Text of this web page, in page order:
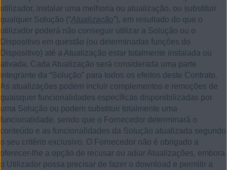
utilizador, instalar uma melhoria ou atualização, ou substituir
qualquer Solução (“Atualização”), em resultado do que o
utilizador poderá não conseguir utilizar a Solução ou o
Dispositivo em questão (ou determinadas funções do
Dispositivo) até a Atualização estar totalmente instalada ou
ativada. Cada Atualização será considerada uma parte
integrante da “Solução” para todos os efeitos deste Contrato.
As atualizações podem incluir complementos e remoções de
quaisquer funcionalidades específicas disponibilizadas por
uma Solução ou podem substituir totalmente uma
funcionalidade, sendo que o Fornecedor determinará o
conteúdo e as funcionalidades da Solução atualizada segundo
o seu critério exclusivo. O Fornecedor não é obrigado a
oferecer-lhe a opção de recusar ou adiar Atualizações, embora
o Utilizador possa precisar de fazer o download e permitir a